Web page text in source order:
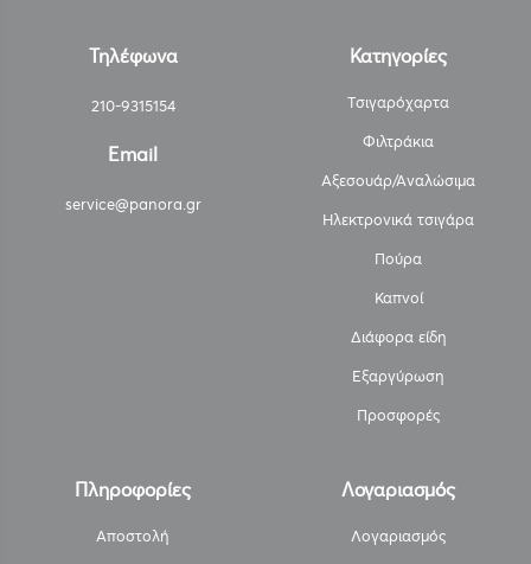
Τηλέφωνα
210-9315154
Email
service@panora.gr
Κατηγορίες
Τσιγαρόχαρτα
Φιλτράκια
Αξεσουάρ/Αναλώσιμα
Ηλεκτρονικά τσιγάρα
Πούρα
Καπνοί
Διάφορα είδη
Εξαργύρωση
Προσφορές
Πληροφορίες
Αποστολή
Λογαριασμός
Λογαριασμός